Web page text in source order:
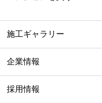
施工ギャラリー
企業情報
採用情報